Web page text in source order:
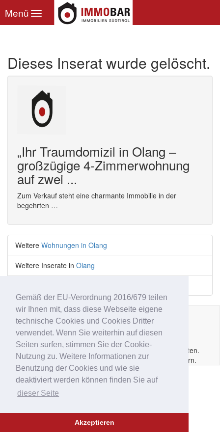
Gemäß der EU-Verordnung 2016/679 teilen
wir Ihnen mit, dass diese Webseite eigene
technische Cookies und Cookies Dritter
verwendet. Wenn Sie weiterhin auf diesen
Seiten surfen, stimmen Sie der Cookie-
Nutzung zu. Weitere Informationen zur
Benutzung der Cookies und wie sie
deaktiviert werden können finden Sie auf
dieser Seite
Akzeptieren
Toggle
navigation
Menü
Dieses Inserat wurde gelöscht.
„Ihr Traumdomizil in Olang –
großzügige 4-Zimmerwohnung
auf zwei ...
Zum Verkauf steht eine charmante Immobilie in der
begehrten …
Weitere Wohnungen in Olang
Weitere Inserate in Olang
Impressum|Datenschutz|AGB|Kontakt|Hilfe|
IT026213 50210
Copyright © 2014 - 2026 Immobar.it. Alle Rechte vorbehalten.
Ausgewiesene Marken gehören den jeweiligen Eigentümern.